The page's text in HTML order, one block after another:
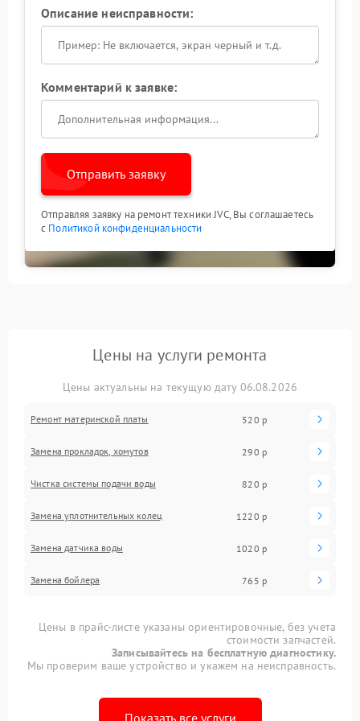
Описание неисправности:
Комментарий к заявке:
Отправить заявку
Отправляя заявку на ремонт техники JVC, Вы соглашаетесь
с Политикой конфиденциальности
Цены на услуги ремонта
Цены актуальны на текущую дату 06.08.2026
Ремонт материнской платы 520 р
Замена прокладок, хомутов 290 р
Чистка системы подачи воды 820 р
Замена уплотнительных колец 1220 р
Замена датчика воды 1020 р
Замена бойлера 765 р
Цены в прайс-листе указаны ориентировочные, без учета
стоимости запчастей.
Записывайтесь на бесплатную диагностику.
Мы проверим ваше устройство и укажем на неисправность.
Показать все услуги